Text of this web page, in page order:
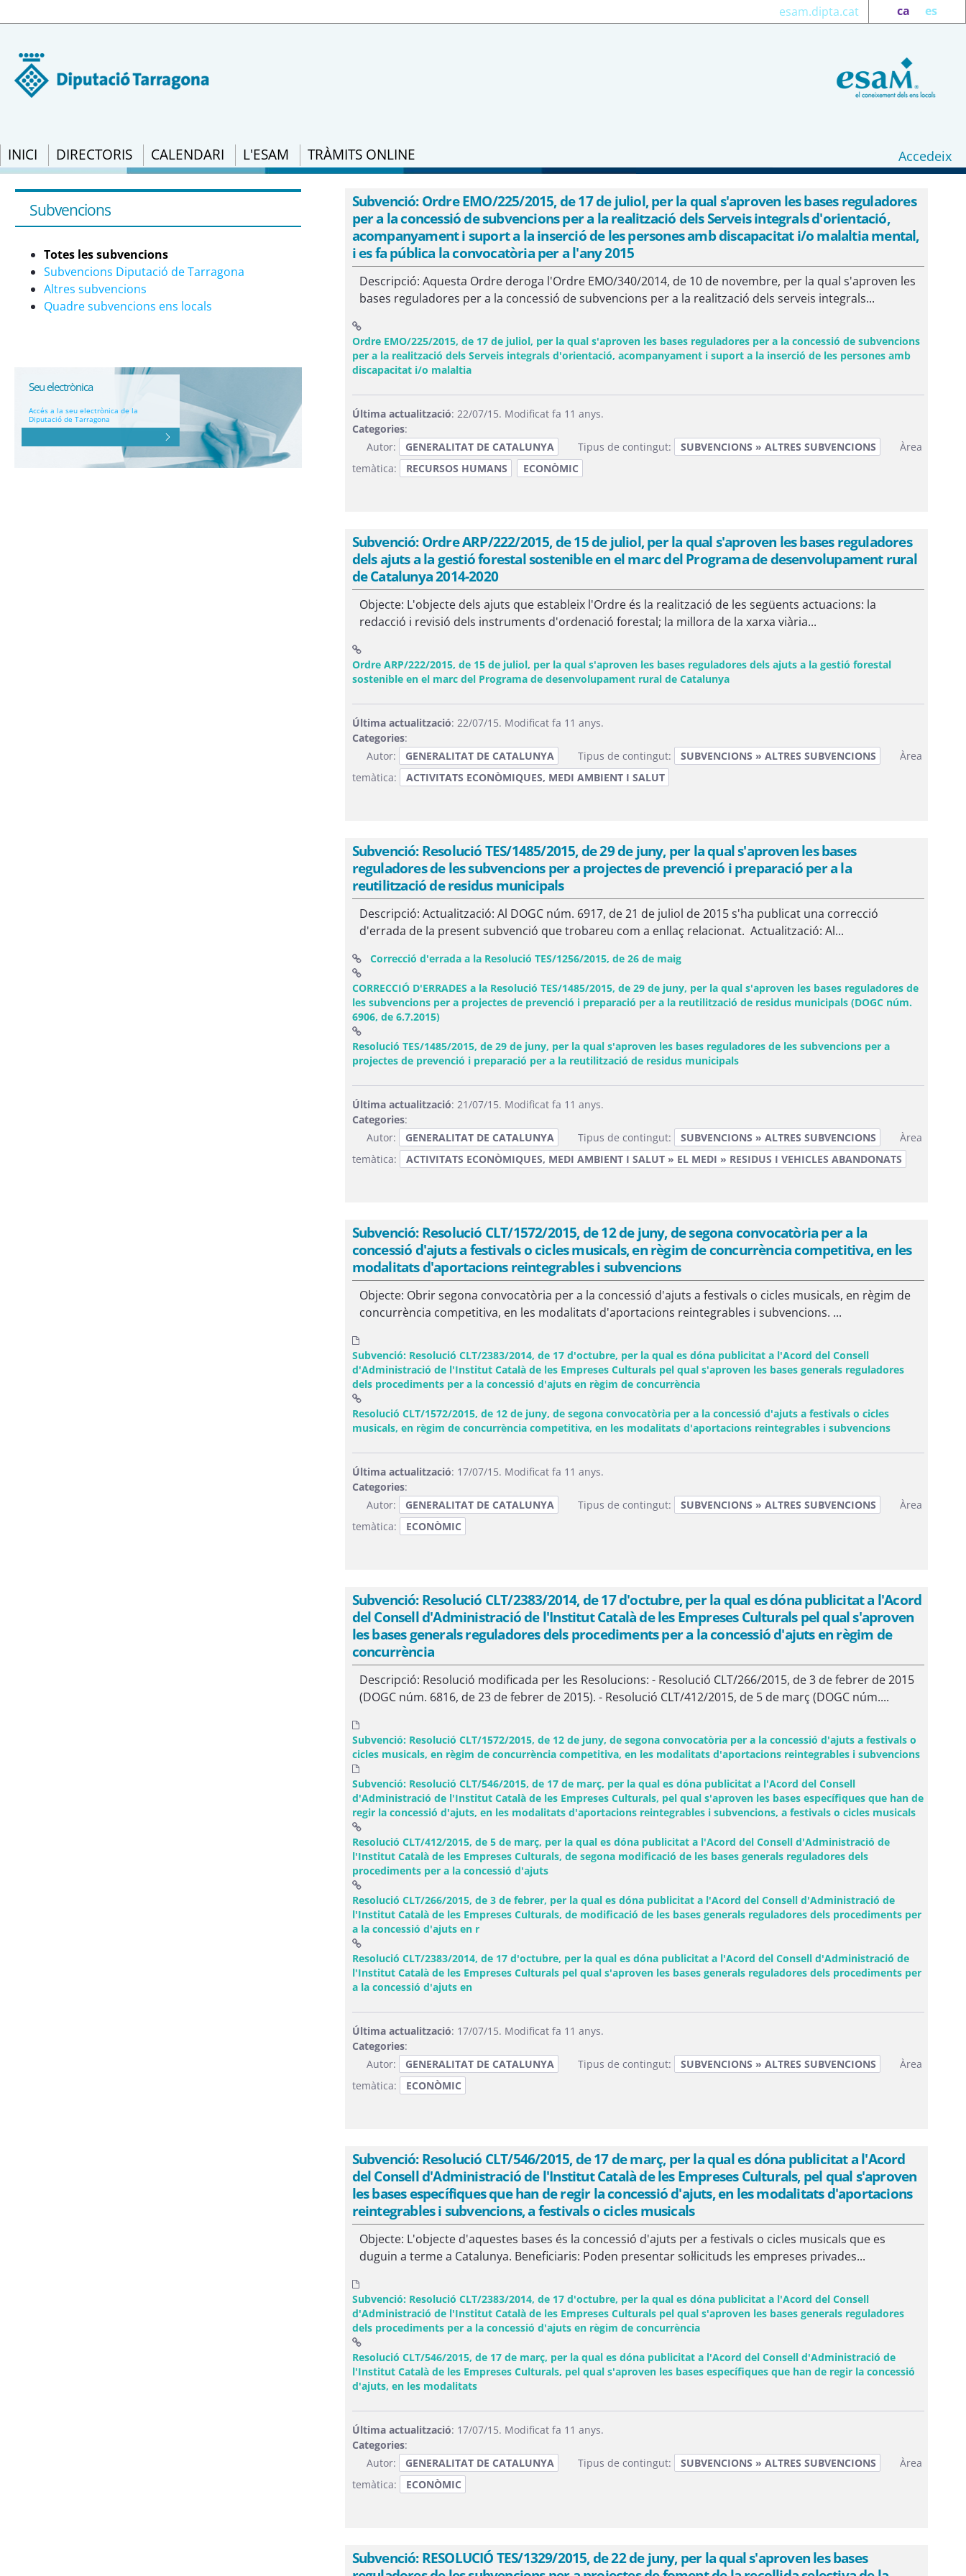
ca es
esam.dipta.cat
INICI DIRECTORIS CALENDARI L'ESAM TRÀMITS ONLINE Accedeix
Totes les subvencions - eSAM
Subvencions
Totes les subvencions
Subvencions Diputació de Tarragona
Altres subvencions
Quadre subvencions ens locals
Seu electrònica
Accés a la seu electrònica de la
Diputació de Tarragona
Subvenció: Ordre EMO/225/2015, de 17 de juliol, per la qual s'aproven les bases reguladores
per a la concessió de subvencions per a la realització dels Serveis integrals d'orientació,
acompanyament i suport a la inserció de les persones amb discapacitat i/o malaltia mental,
i es fa pública la convocatòria per a l'any 2015
Descripció: Aquesta Ordre deroga l'Ordre EMO/340/2014, de 10 de novembre, per la qual s'aproven les
bases reguladores per a la concessió de subvencions per a la realització dels serveis integrals...
Ordre EMO/225/2015, de 17 de juliol, per la qual s'aproven les bases reguladores per a la concessió de subvencions
per a la realització dels Serveis integrals d'orientació, acompanyament i suport a la inserció de les persones amb
discapacitat i/o malaltia(Obre una finestra nova)
Última actualització: 22/07/15. Modificat fa 11 anys.
Categories:
Autor:
GENERALITAT DE CATALUNYA Tipus de contingut: SUBVENCIONS » ALTRES SUBVENCIONS
Àrea
temàtica:
RECURSOS HUMANS ECONÒMIC
Subvenció: Ordre ARP/222/2015, de 15 de juliol, per la qual s'aproven les bases reguladores
dels ajuts a la gestió forestal sostenible en el marc del Programa de desenvolupament rural
de Catalunya 2014-2020
Objecte: L'objecte dels ajuts que estableix l'Ordre és la realització de les següents actuacions: la
redacció i revisió dels instruments d'ordenació forestal; la millora de la xarxa viària...
Ordre ARP/222/2015, de 15 de juliol, per la qual s'aproven les bases reguladores dels ajuts a la gestió forestal
sostenible en el marc del Programa de desenvolupament rural de Catalunya(Obre una finestra nova)
Última actualització: 22/07/15. Modificat fa 11 anys.
Categories:
Autor:
GENERALITAT DE CATALUNYA Tipus de contingut: SUBVENCIONS » ALTRES SUBVENCIONS
Àrea
temàtica:
ACTIVITATS ECONÒMIQUES, MEDI AMBIENT I SALUT
Subvenció: Resolució TES/1485/2015, de 29 de juny, per la qual s'aproven les bases
reguladores de les subvencions per a projectes de prevenció i preparació per a la
reutilització de residus municipals
Descripció: Actualització: Al DOGC núm. 6917, de 21 de juliol de 2015 s'ha publicat una correcció
d'errada de la present subvenció que trobareu com a enllaç relacionat. Actualització: Al...
Correcció d'errada a la Resolució TES/1256/2015, de 26 de maig(Obre una finestra nova)
CORRECCIÓ D'ERRADES a la Resolució TES/1485/2015, de 29 de juny, per la qual s'aproven les bases reguladores de
les subvencions per a projectes de prevenció i preparació per a la reutilització de residus municipals (DOGC núm.
6906, de 6.7.2015)(Obre una finestra nova)
Resolució TES/1485/2015, de 29 de juny, per la qual s'aproven les bases reguladores de les subvencions per a
projectes de prevenció i preparació per a la reutilització de residus municipals(Obre una finestra nova)
Última actualització: 21/07/15. Modificat fa 11 anys.
Categories:
Autor:
GENERALITAT DE CATALUNYA Tipus de contingut: SUBVENCIONS » ALTRES SUBVENCIONS
Àrea
temàtica:
ACTIVITATS ECONÒMIQUES, MEDI AMBIENT I SALUT » EL MEDI » RESIDUS I VEHICLES ABANDONATS
Subvenció: Resolució CLT/1572/2015, de 12 de juny, de segona convocatòria per a la
concessió d'ajuts a festivals o cicles musicals, en règim de concurrència competitiva, en les
modalitats d'aportacions reintegrables i subvencions
Objecte: Obrir segona convocatòria per a la concessió d'ajuts a festivals o cicles musicals, en règim de
concurrència competitiva, en les modalitats d'aportacions reintegrables i subvencions. ...
Subvenció: Resolució CLT/2383/2014, de 17 d'octubre, per la qual es dóna publicitat a l'Acord del Consell
d'Administració de l'Institut Català de les Empreses Culturals pel qual s'aproven les bases generals reguladores
dels procediments per a la concessió d'ajuts en règim de concurrència
Resolució CLT/1572/2015, de 12 de juny, de segona convocatòria per a la concessió d'ajuts a festivals o cicles
musicals, en règim de concurrència competitiva, en les modalitats d'aportacions reintegrables i subvencions(Obre una
Última actualització: 17/07/15. Modificat fa 11 anys.
Categories:
Autor:
GENERALITAT DE CATALUNYA Tipus de contingut: SUBVENCIONS » ALTRES SUBVENCIONS
Àrea
temàtica:
ECONÒMIC
Subvenció: Resolució CLT/2383/2014, de 17 d'octubre, per la qual es dóna publicitat a l'Acord
del Consell d'Administració de l'Institut Català de les Empreses Culturals pel qual s'aproven
les bases generals reguladores dels procediments per a la concessió d'ajuts en règim de
concurrència
Descripció: Resolució modificada per les Resolucions: - Resolució CLT/266/2015, de 3 de febrer de 2015
(DOGC núm. 6816, de 23 de febrer de 2015). - Resolució CLT/412/2015, de 5 de març (DOGC núm....
Subvenció: Resolució CLT/1572/2015, de 12 de juny, de segona convocatòria per a la concessió d'ajuts a festivals o
cicles musicals, en règim de concurrència competitiva, en les modalitats d'aportacions reintegrables i subvencions
Subvenció: Resolució CLT/546/2015, de 17 de març, per la qual es dóna publicitat a l'Acord del Consell
d'Administració de l'Institut Català de les Empreses Culturals, pel qual s'aproven les bases específiques que han de
regir la concessió d'ajuts, en les modalitats d'aportacions reintegrables i subvencions, a festivals o cicles musicals
Resolució CLT/412/2015, de 5 de març, per la qual es dóna publicitat a l'Acord del Consell d'Administració de
l'Institut Català de les Empreses Culturals, de segona modificació de les bases generals reguladores dels
procediments per a la concessió d'ajuts(Obre una finestra nova)
Resolució CLT/266/2015, de 3 de febrer, per la qual es dóna publicitat a l'Acord del Consell d'Administració de
l'Institut Català de les Empreses Culturals, de modificació de les bases generals reguladores dels procediments per
a la concessió d'ajuts en r(Obre una finestra nova)
Resolució CLT/2383/2014, de 17 d'octubre, per la qual es dóna publicitat a l'Acord del Consell d'Administració de
l'Institut Català de les Empreses Culturals pel qual s'aproven les bases generals reguladores dels procediments per
a la concessió d'ajuts en(Obre una finestra nova)
Última actualització: 17/07/15. Modificat fa 11 anys.
Categories:
Autor:
GENERALITAT DE CATALUNYA Tipus de contingut: SUBVENCIONS » ALTRES SUBVENCIONS
Àrea
temàtica:
ECONÒMIC
Subvenció: Resolució CLT/546/2015, de 17 de març, per la qual es dóna publicitat a l'Acord
del Consell d'Administració de l'Institut Català de les Empreses Culturals, pel qual s'aproven
les bases específiques que han de regir la concessió d'ajuts, en les modalitats d'aportacions
reintegrables i subvencions, a festivals o cicles musicals
Objecte: L'objecte d'aquestes bases és la concessió d'ajuts per a festivals o cicles musicals que es
duguin a terme a Catalunya. Beneficiaris: Poden presentar sol·licituds les empreses privades...
Subvenció: Resolució CLT/2383/2014, de 17 d'octubre, per la qual es dóna publicitat a l'Acord del Consell
d'Administració de l'Institut Català de les Empreses Culturals pel qual s'aproven les bases generals reguladores
dels procediments per a la concessió d'ajuts en règim de concurrència
Resolució CLT/546/2015, de 17 de març, per la qual es dóna publicitat a l'Acord del Consell d'Administració de
l'Institut Català de les Empreses Culturals, pel qual s'aproven les bases específiques que han de regir la concessió
d'ajuts, en les modalitats(Obre una finestra nova)
Última actualització: 17/07/15. Modificat fa 11 anys.
Categories:
Autor:
GENERALITAT DE CATALUNYA Tipus de contingut: SUBVENCIONS » ALTRES SUBVENCIONS
Àrea
temàtica:
ECONÒMIC
Subvenció: RESOLUCIÓ TES/1329/2015, de 22 de juny, per la qual s'aproven les bases